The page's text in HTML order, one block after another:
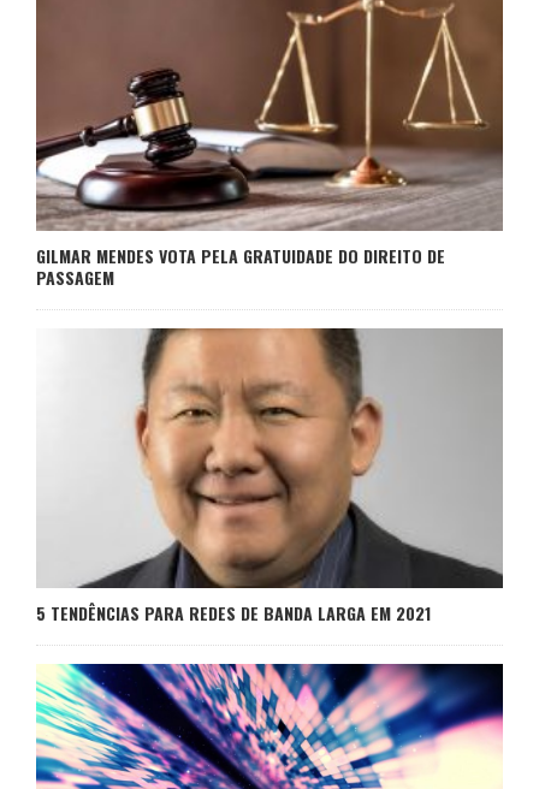
GILMAR MENDES VOTA PELA GRATUIDADE DO DIREITO DE
PASSAGEM
5 TENDÊNCIAS PARA REDES DE BANDA LARGA EM 2021